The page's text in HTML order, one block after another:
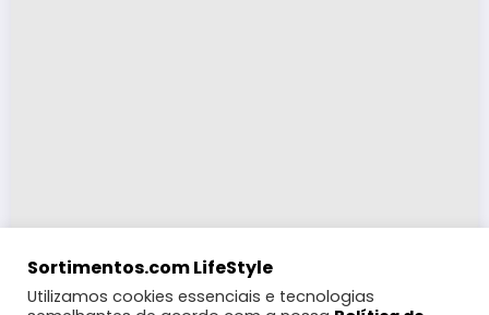
Sortimentos.com LifeStyle
Utilizamos cookies essenciais e tecnologias